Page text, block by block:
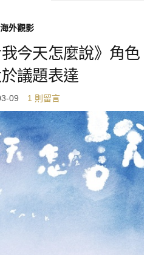
海外觀影
今天怎麼說》角色
議題表達
09 1 則留言